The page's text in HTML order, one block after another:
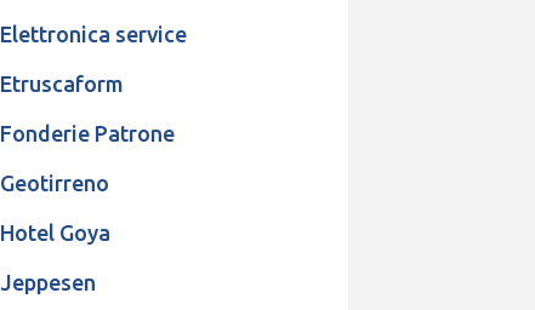
Elettronica service
Etruscaform
Fonderie Patrone
Geotirreno
Hotel Goya
Jeppesen